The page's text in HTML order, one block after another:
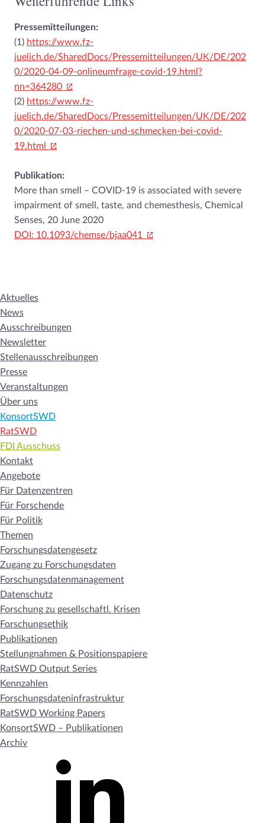
Pressemitteilungen:
(1) https://www.fz-
juelich.de/SharedDocs/Pressemitteilungen/UK/DE/202
0/2020-04-09-onlineumfrage-covid-19.html?
nn=364280
(2) https://www.fz-
juelich.de/SharedDocs/Pressemitteilungen/UK/DE/202
0/2020-07-03-riechen-und-schmecken-bei-covid-
19.html
Publikation:
More than smell – COVID-19 is associated with severe
impairment of smell, taste, and chemesthesis, Chemical
Senses, 20 June 2020
DOI: 10.1093/chemse/bjaa041
Aktuelles
News
Ausschreibungen
Newsletter
Stellenausschreibungen
Presse
Veranstaltungen
Über uns
KonsortSWD
RatSWD
FDI Ausschuss
Kontakt
Angebote
Für Datenzentren
Für Forschende
Für Politik
Themen
Forschungsdatengesetz
Zugang zu Forschungsdaten
Forschungsdatenmanagement
Datenschutz
Forschung zu gesellschaftl. Krisen
Forschungsethik
Publikationen
Stellungnahmen & Positionspapiere
RatSWD Output Series
Kennzahlen
Forschungsdateninfrastruktur
RatSWD Working Papers
KonsortSWD – Publikationen
Archiv